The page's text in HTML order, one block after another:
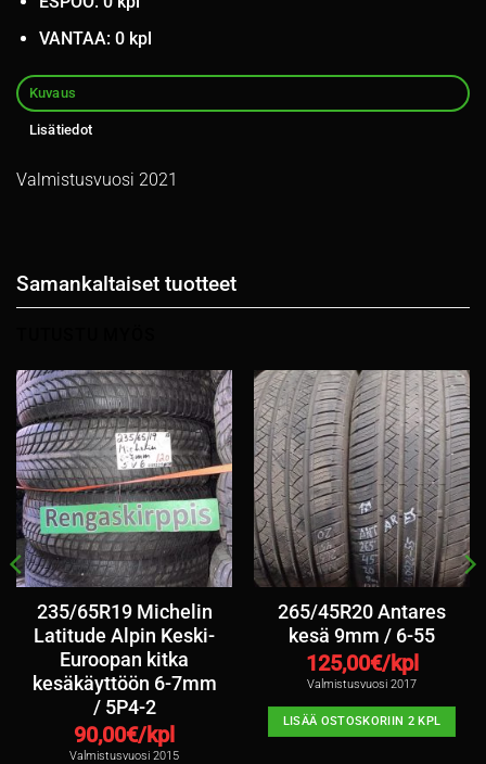
VANTAA: 0 kpl
Kuvaus
Lisätiedot
Valmistusvuosi 2021
Samankaltaiset tuotteet
235/65R19 Michelin
Latitude Alpin Keski-
Euroopan kitka
kesäkäyttöön 6-7mm
/ 5P4-2
90,00€/kpl
Valmistusvuosi 2015
265/45R20 Antares
kesä 9mm / 6-55
125,00€/kpl
Valmistusvuosi 2017
LISÄÄ OSTOSKORIIN 2 KPL